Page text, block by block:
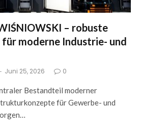
– robuste
moderne Industrie- und
Juni 25, 2026 0
Bestandteil moderner
für Gewerbe- und